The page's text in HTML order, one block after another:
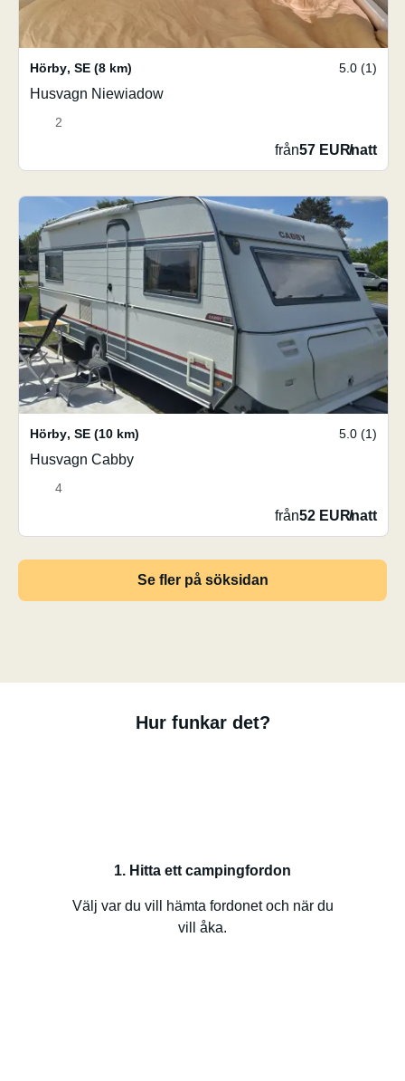
Hörby, SE (8 km) 5.0 (1)
Husvagn Niewiadow
2
från57 EUR/natt
Hörby, SE (10 km) 5.0 (1)
Husvagn Cabby
4
från52 EUR/natt
Se fler på söksidan
Hur funkar det?
1. Hitta ett campingfordon
Välj var du vill hämta fordonet och när du
vill åka.